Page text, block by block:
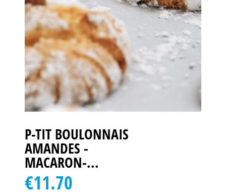
P-TIT BOULONNAIS
AMANDES -
MACARON-...
€11.70